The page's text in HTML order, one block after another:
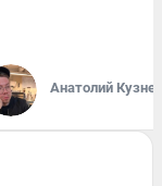
Анатолий